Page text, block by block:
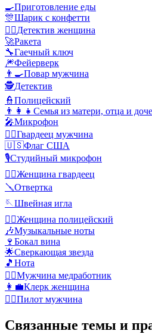
🍳Приготовление еды
🎊Шарик с конфетти
🕵️‍♀️Детектив женщина
🚀Ракета
🔧Гаечный ключ
🎆Фейерверк
👨‍🍳Повар мужчина
🕵️Детектив
👮Полицейский
👨‍👩‍👧 Семья из матери, отца и
🎤Микрофон
💂‍♂️Гвардеец мужчина
🇺🇸Флаг США
🎙️Студийный микрофон
💂‍♀️Женщина гвардеец
🪛Отвертка
🪡Швейная игла
👮‍♀️Женщина полицейский
🎶Музыкальные ноты
🍷 Бокал вина
🌟Сверкающая звезда
🎵 Нота
👨‍⚕️Мужчина медработник
👩‍💼Клерк женщина
👨‍✈️Пилот мужчина
Связанные темы и